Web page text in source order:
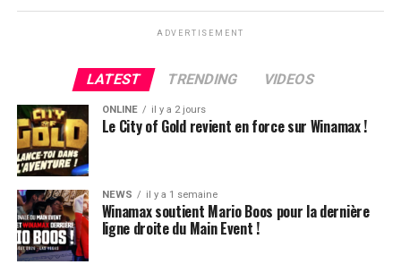
peine une BB, qu’il perdra le coup suivant contre le
même adversaire.
Ludovic Soleau sort donc à la troisième place, pour un
joli gain de 15720€ !
Place au heads-up final.
ADVERTISEMENT
LATEST TRENDING VIDEOS
ONLINE il y a 2 jours
Le City of Gold revient en force sur Winamax !
NEWS il y a 1 semaine
Winamax soutient Mario Boos pour la dernière
ligne droite du Main Event !